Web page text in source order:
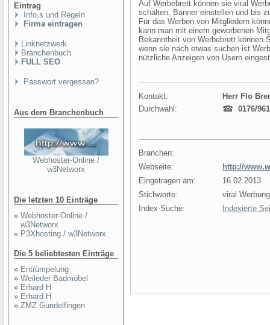
Eintrag
Info,s und Regeln
Firma eintragen
Linknetzwerk
Branchenbuch
FULL SEO
Passwort vergessen?
Aus dem Branchenbuch
Webhoster-Online /
w3Networx
Die letzten 10 Einträge
» Webhoster-Online /
w3Networx
» P3Xhosting / w3Networx
Die 5 beliebtesten Einträge
» Entrümpelung
» Weileder Badmöbel
» Erhard H
» Erhard H
» ZMZ Gundelfingen
Auf Werbebrett können sie viral
schalten, Banner einstellen und bis
Für das Werben von Mitgliedern
kann man mit einem geworbenen
Bekanntheit von Werbebrett können
wenn sie nach etwas suchen ist
nützliche Anzeigen von Usern
Kontakt:
Herr Flo
Durchwahl:
0176/
Branchen:
Webseite:
http://
Eingetragen am:
16.02.2013
Stichworte:
viral
Index-Suche:
Indexierte